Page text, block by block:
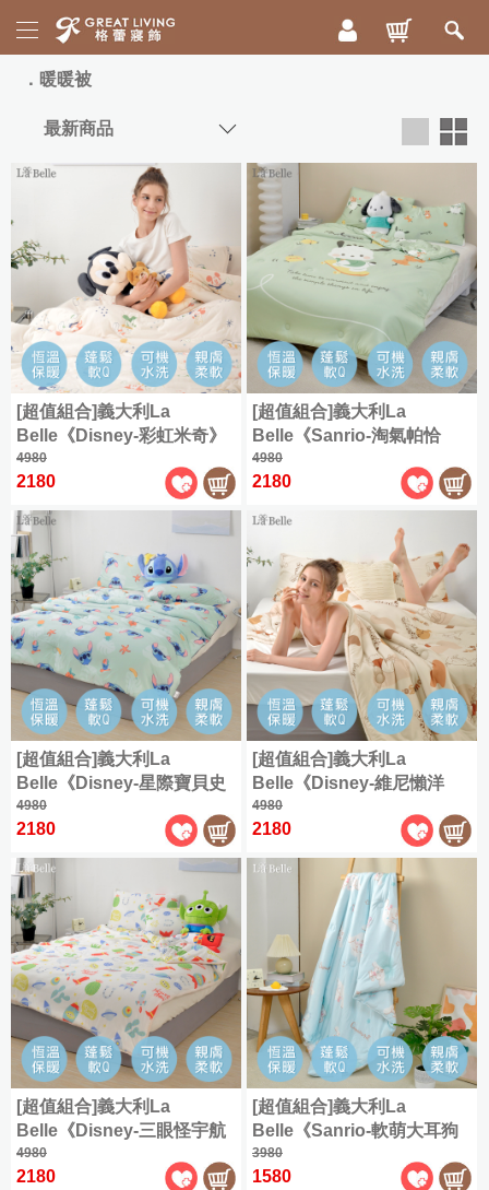
寵
眠
ICECOOL
眠
綿
冰
85
折
寵
爸
好
祭
|
純
棉
床
組
88
折
寵
爸
好
眠
|
憶
枕
8
折
起
︙
軟
式
硅
藻
土
地
新
上
市
寢
300
織
精
梳
棉
|
兩
用
床
包
組
|
此
分
類
全
尺
寸
(105x186cm)
雙
人
(150x186cm)
加
大
(180x186cm)
特
(180x210cm)
300
織
精
梳
棉
|
雙
層
紗
被
套
床
組
300
織
精
梳
棉
|
床
包
枕
套
枕
頭
被
毯
舒
眠
好
枕
類
全
部
商
品
記
憶
乳
枕
羽
絨
枕
|
羊
毛
枕
可
水
舒
爽
涼
被
涼
被
全
部
眠
綿
冰|
涼
感
被
超
COOL
涼
|
一
四
季
兩
用
被
季
被
全
部
商
品
季
被/
保
冬
被
冬
被
全
部
商
品
|
鵝
暖
和
毛
毯
毛
毯
全
部
兒
童
專
區
配
件
潔
墊
|
保
潔
枕
套
|
枕
巾
類
商
品
|
單
保
墊
(105x186cm)
家
飾
件
|
家
飾
配
件
類
全
部
商
品
|
舒
眠
枕
套
|
枕
套
全
部
商
授
權
聯
名
三
麗
鷗
系
列
三
HELLO
KITTY
Kuromi
酷
洛
米
My
Melody
角
落
生
拉
拉
熊
迪
士
尼
系
列
設
計
師
系
列
材
質
純
棉
✿
cotton
長
絨
棉
Long
staple
cotton
針
織
棉
✿
Jersey
cotton
水
洗
棉
尺
寸
單
人
包
雙
人
單
人
Single
雙
人
Double
加
大
Queen
特
品
牌
義
大
La
Belle
義
大
利
Fancy
Belle
法
國
CASA
BELLE
絕
版
品
床
墊
家
具
Man&Kids
兒
童
家
具
限
時
優
惠
關
於
暖暖被
[超值組合]義大利La
Belle《Disney-彩虹米奇》
海島針織防蟎抗菌暖暖被
150*195CMM+大容量洗衣
袋
4980
2180
[超值組合]義大利La
Belle《Sanrio-淘氣帕恰
狗》海島針織防蟎抗菌暖暖
被150*195CM+大容量洗衣
4980
2180
[超值組合]義大利La
Belle《Disney-星際寶貝史
迪奇》海島針織防蟎抗菌暖
暖被150*195CMM+大容量
洗衣袋
4980
2180
[超值組合]義大利La
Belle《Disney-維尼懶洋
洋》海島針織防蟎抗菌暖暖
被150*195CM+大容量洗衣
袋
4980
2180
[超值組合]義大利La
Belle《Disney-三眼怪宇航
奇趣》海島針織防蟎抗菌暖
暖被150*195CM+大容量洗
4980
2180
[超值組合]義大利La
Belle《Sanrio-軟萌大耳狗
喜拿》海島針織兒童防蟎抗
菌暖暖被105*135CM+大容
3980
1580